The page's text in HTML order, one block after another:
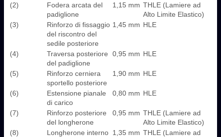
(2)
Fodera arcata del
padiglione
1,15 mm THLE (Lamiere ad
Alto Limite Elastico)
(3)
Rinforzo di fissaggio
del riscontro del
sedile posteriore
1,45 mm HLE
(4)
Traversa posteriore
del padiglione
0,95 mm HLE
(5)
Rinforzo cerniera
sportello posteriore
1,90 mm HLE
(6)
Estensione pianale
di carico
0,80 mm HLE
(7)
Rinforzo posteriore
del longherone
0,95 mm THLE (Lamiere ad
Alto Limite Elastico)
(8)
Longherone interno 1,35 mm THLE (Lamiere ad